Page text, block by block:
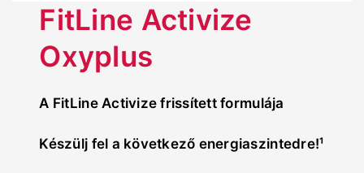
FitLine Activize
Oxyplus
A FitLine Activize frissített formulája
Készülj fel a következő energiaszintedre!¹